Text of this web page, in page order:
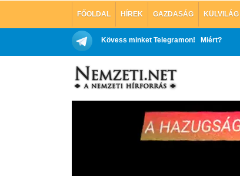
FŐOLDAL HÍREK GAZDASÁG KÜLVILÁG
Kövess minket Telegramon! Miért?